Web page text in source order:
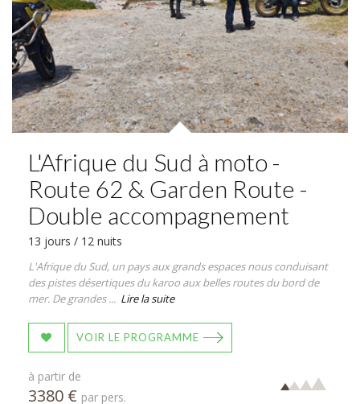
L'Afrique du Sud à moto -
Route 62 & Garden Route -
Double accompagnement
13 jours / 12 nuits
L'Afrique du Sud, un pays aux grands espaces nous conduisant
des pistes désertiques du karoo aux belles routes du bord de
mer. De grandes ... Lire la suite
VOIR LE PROGRAMME
à partir de
3380 € par pers.